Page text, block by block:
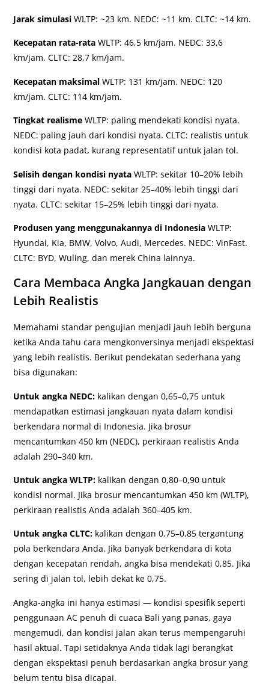
Jarak simulasi WLTP: ~23 km. NEDC: ~11 km. CLTC: ~14 km.
Kecepatan rata-rata WLTP: 46,5 km/jam. NEDC: 33,6
km/jam. CLTC: 28,7 km/jam.
Kecepatan maksimal WLTP: 131 km/jam. NEDC: 120
km/jam. CLTC: 114 km/jam.
Tingkat realisme WLTP: paling mendekati kondisi nyata.
NEDC: paling jauh dari kondisi nyata. CLTC: realistis untuk
kondisi kota padat, kurang representatif untuk jalan tol.
Selisih dengan kondisi nyata WLTP: sekitar 10–20% lebih
tinggi dari nyata. NEDC: sekitar 25–40% lebih tinggi dari
nyata. CLTC: sekitar 15–25% lebih tinggi dari nyata.
Produsen yang menggunakannya di Indonesia WLTP:
Hyundai, Kia, BMW, Volvo, Audi, Mercedes. NEDC: VinFast.
CLTC: BYD, Wuling, dan merek China lainnya.
Cara Membaca Angka Jangkauan dengan
Lebih Realistis
Memahami standar pengujian menjadi jauh lebih berguna
ketika Anda tahu cara mengkonversinya menjadi ekspektasi
yang lebih realistis. Berikut pendekatan sederhana yang
bisa digunakan:
Untuk angka NEDC: kalikan dengan 0,65–0,75 untuk
mendapatkan estimasi jangkauan nyata dalam kondisi
berkendara normal di Indonesia. Jika brosur
mencantumkan 450 km (NEDC), perkiraan realistis Anda
adalah 290–340 km.
Untuk angka WLTP: kalikan dengan 0,80–0,90 untuk
kondisi normal. Jika brosur mencantumkan 450 km (WLTP),
perkiraan realistis Anda adalah 360–405 km.
Untuk angka CLTC: kalikan dengan 0,75–0,85 tergantung
pola berkendara Anda. Jika banyak berkendara di kota
dengan kecepatan rendah, angka bisa mendekati 0,85. Jika
sering di jalan tol, lebih dekat ke 0,75.
Angka-angka ini hanya estimasi — kondisi spesifik seperti
penggunaan AC penuh di cuaca Bali yang panas, gaya
mengemudi, dan kondisi jalan akan terus mempengaruhi
hasil aktual. Tapi setidaknya Anda tidak lagi berangkat
dengan ekspektasi penuh berdasarkan angka brosur yang
belum tentu bisa dicapai.